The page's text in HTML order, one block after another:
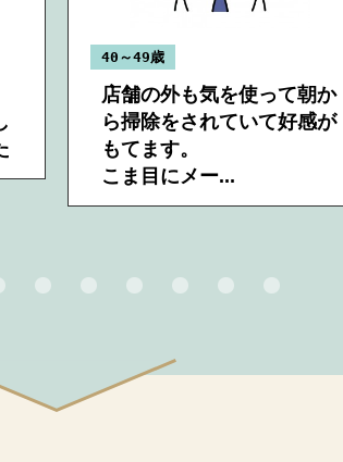
40～49歳
店舗の外も気を使って朝か
ら掃除をされていて好感が
もてます。
こま目にメー...